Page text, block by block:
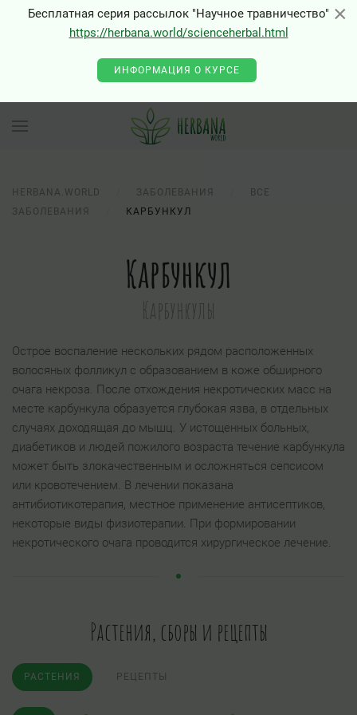
×
Бесплатная серия рассылок "Научное травничество"
https://herbana.world/scienceherbal.html
ИНФОРМАЦИЯ О КУРСЕ
HERBANA.WORLD ЗАБОЛЕВАНИЯ
ВСЕ
ЗАБОЛЕВАНИЯ
КАРБУНКУЛ
Карбункул
Карбункулы
Острое воспаление нескольких рядом расположенных
волосяных фолликул с образованием в коже обширного
очага некроза. После отхождения некротических масс на
месте карбункула образуется глубокая язва, в отдельных
случаях доходящая до мышц. У истощенных больных,
диабетиков и людей пожилого возраста течение карбункула
может быть злокачественным и осложняться сепсисом
или кровотечением. В лечении показана
антибиотикотерапия, местное применение антисептиков,
некоторые виды физиотерапии. При формировании
некротического очага проводится хирургическое лечение.
Растения, сборы и рецепты
РАСТЕНИЯ РЕЦЕПТЫ
×